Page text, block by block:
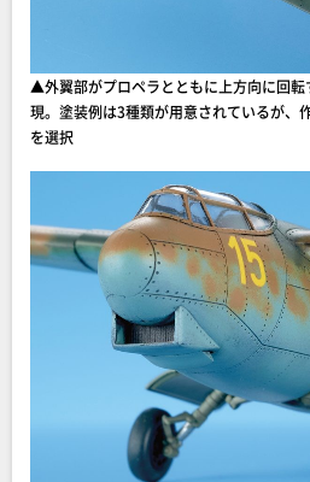
▲外翼部がプロペラとともに上方向に回
現。塗装例は3種類が用意されているが、
を選択